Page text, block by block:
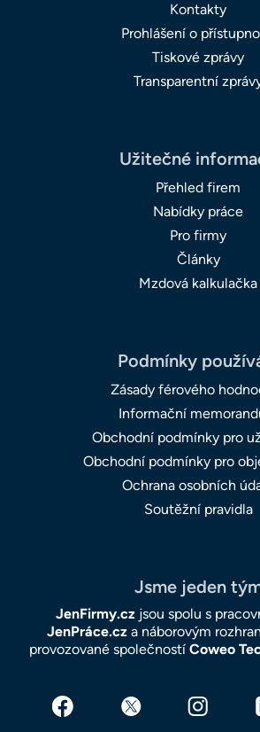
Kontakty
Prohlášení o
Tiskové zprávy
Transparentní
Užitečné
Přehled firem
Nabídky práce
Pro firmy
Články
Mzdová kalkulačka
Podmínky
Zásady férového
Informační
Obchodní podmínky pro
Obchodní podmínky pro
Ochrana osobních
Soutěžní pravidla
Jsme jeden
JenFirmy.czjsou spolu s
JenPráce.cza náborovým
provozované společností Coweo